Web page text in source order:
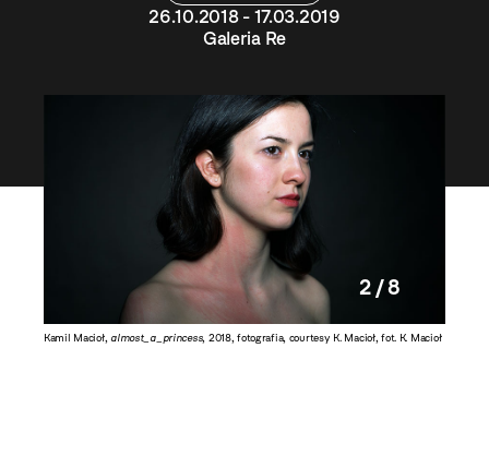
26.10.2018 - 17.03.2019
Galeria Re
Kamil Macioł,almost_a_princess, 2018, fotografia, courtesy K. Macioł, fot. K. Macioł
2 / 8